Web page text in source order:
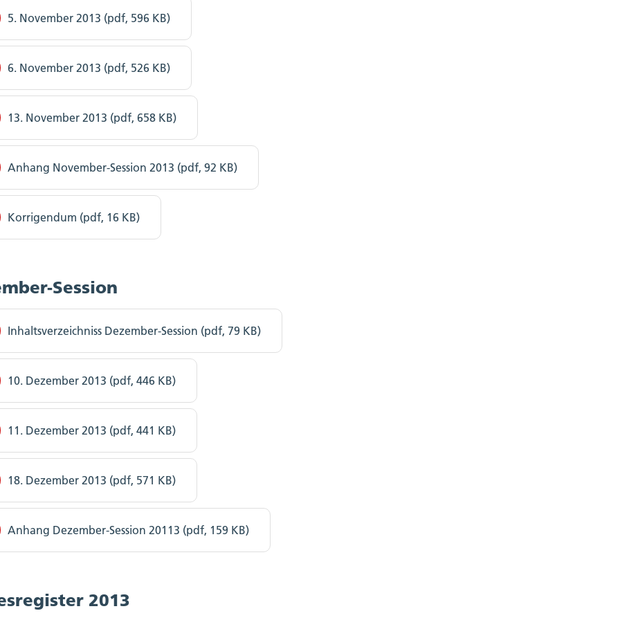
5. November 2013 (pdf, 596 KB)
6. November 2013 (pdf, 526 KB)
13. November 2013 (pdf, 658 KB)
Anhang November-Session 2013 (pdf, 92 KB)
Korrigendum (pdf, 16 KB)
Session
Inhaltsverzeichniss Dezember-Session (pdf, 79 KB)
10. Dezember 2013 (pdf, 446 KB)
11. Dezember 2013 (pdf, 441 KB)
18. Dezember 2013 (pdf, 571 KB)
Anhang Dezember-Session 20113 (pdf, 159 KB)
2013